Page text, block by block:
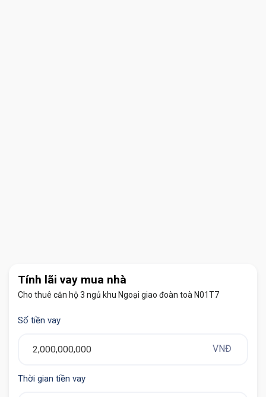
Cho Thue Can Ho 3 Ngu Toa N01t7 (12)
Tính lãi vay mua nhà
Cho thuê căn hộ 3 ngủ khu Ngoại giao đoàn toà N01T7
Số tiền vay
VNĐ
Thời gian tiền vay